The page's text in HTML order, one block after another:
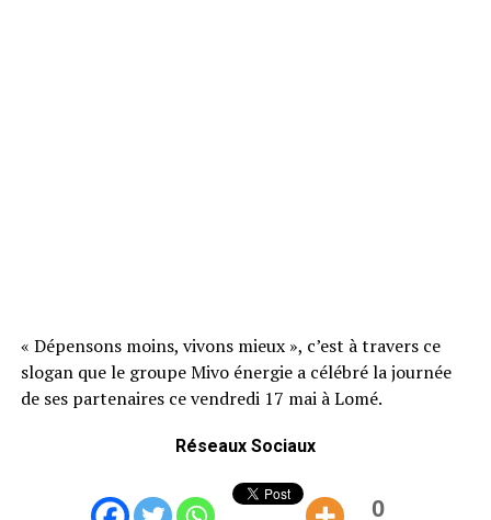
« Dépensons moins, vivons mieux », c’est à travers ce
slogan que le groupe Mivo énergie a célébré la journée
de ses partenaires ce vendredi 17 mai à Lomé.
Réseaux Sociaux
0